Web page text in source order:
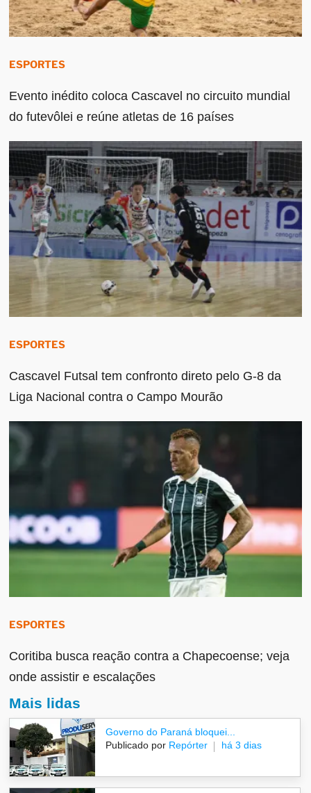
ESPORTES
Evento inédito coloca Cascavel no circuito mundial
do futevôlei e reúne atletas de 16 países
ESPORTES
Cascavel Futsal tem confronto direto pelo G-8 da
Liga Nacional contra o Campo Mourão
ESPORTES
Coritiba busca reação contra a Chapecoense; veja
onde assistir e escalações
Mais lidas
Governo do Paraná bloquei...
Publicado por Repórter há 3 dias